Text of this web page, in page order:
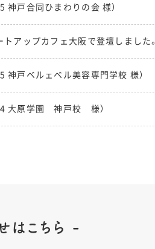
戸合同ひまわりの会 様）
アップカフェ大阪で登壇しました。
神戸ベルェベル美容専門学校 様）
大原学園 神戸校 様）
はこちら